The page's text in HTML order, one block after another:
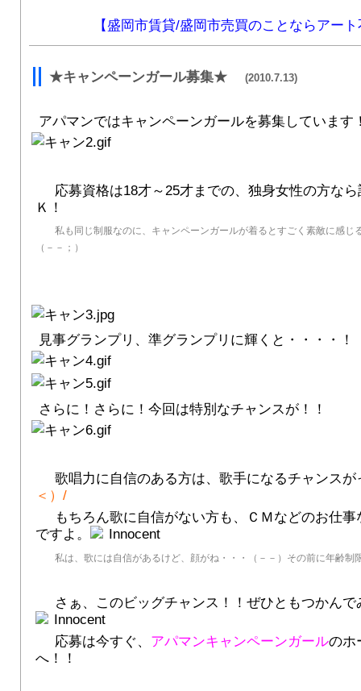
【盛岡市賃貸/盛岡市売買のことならアー
★キャンペーンガール募集★ (2010.7.13)
アパマンではキャンペーンガールを募集しています
応募資格は18才～25才までの、独身女性の方なら
Ｋ！
私も同じ制服なのに、キャンペーンガールが着るとすごく素敵に感じ
（－－；）
見事グランプリ、準グランプリに輝くと・・・・
さらに！さらに！今回は特別なチャンスが！！
歌唱力に自信のある方は、歌手になるチャンスが
＜）/
もちろん歌に自信がない方も、ＣＭなどのお仕事
ですよ。
私は、歌には自信があるけど、顔がね・・・（－－）その前に年齢制
さぁ、このビッグチャンス！！ぜひともつかんで
応募は今すぐ、 アパマンキャンペーンガールのホ
へ！！